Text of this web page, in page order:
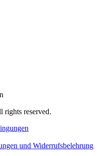
rights reserved.
und Widerrufsbelehrung